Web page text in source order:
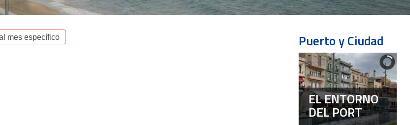
al mes específico Puerto y Ciudad
EL ENTORNO
DEL PORT